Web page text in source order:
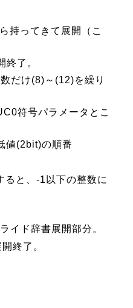
持ってきて展開（こ
了。
だけ(8)～(12)を繰り
符号パラメータとこ
値(2bit)の順番
と、-1以下の整数に
イド辞書展開部分。
終了。